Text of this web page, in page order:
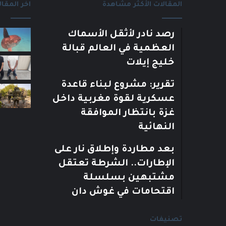
المقالات الأكثر مشاهدة
رصد نادر لأثقل الأسماك
العظمية في العالم قبالة
خليج إيلات
تقرير: مشروع لبناء قاعدة
عسكرية لقوة مغربية داخل
غزة بانتظار الموافقة
النهائية
بعد مطاردة وإطلاق نار على
الإطارات.. الشرطة تعتقل
مشتبهين بسلسلة
اقتحامات في غوش دان
تصنيفات
اخر